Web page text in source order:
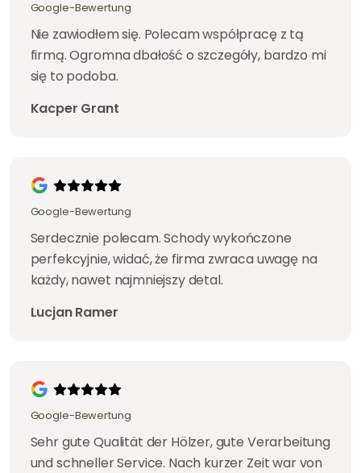
Google-Bewertung
Nie zawiodłem się. Polecam współpracę z tą
firmą. Ogromna dbałość o szczegóły, bardzo mi
się to podoba.
Kacper Grant
Google-Bewertung
Serdecznie polecam. Schody wykończone
perfekcyjnie, widać, że firma zwraca uwagę na
każdy, nawet najmniejszy detal.
Lucjan Ramer
Google-Bewertung
Sehr gute Qualität der Hölzer, gute Verarbeitung
und schneller Service. Nach kurzer Zeit war von